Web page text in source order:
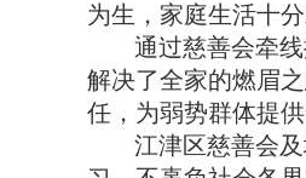
为生，家庭生活十
通过慈善会牵
解决了全家的燃眉
任，为弱势群体提
江津区慈善会及